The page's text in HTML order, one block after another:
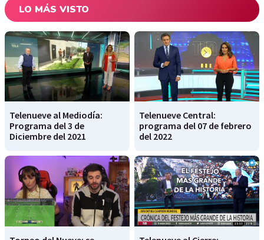
LO MÁS VISTO
Telenueve al Mediodía:
Programa del 3 de
Diciembre del 2021
Telenueve Central:
programa del 07 de febrero
del 2022